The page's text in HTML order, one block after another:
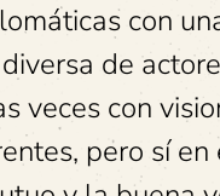
con
de
veces con
pero sí en